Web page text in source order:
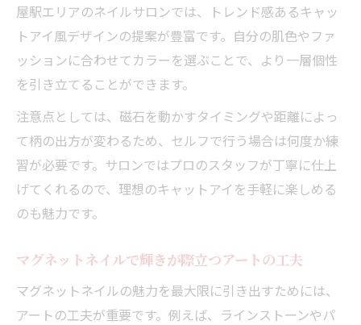
屋駅エリアのネイルサロンでは、トレンド感あるキャッ
トアイ風デザインの提案が豊富です。自分の肌色やファ
ッションに合わせてカラーを選ぶことで、より一層個性
を引き立てることができます。
注意点としては、磁石を動かすタイミングや距離によっ
て柄の出方が変わるため、セルフで行う場合は何度か練
習が必要です。サロンではプロのスタッフが丁寧に仕上
げてくれるので、理想のキャットアイを手軽に楽しめる
のも魅力です。
マグネットネイルで輝きが際立つアートの工夫
マグネットネイルの魅力を最大限に引き出すためには、
アートの工夫が重要です。例えば、ラインストーンやパ